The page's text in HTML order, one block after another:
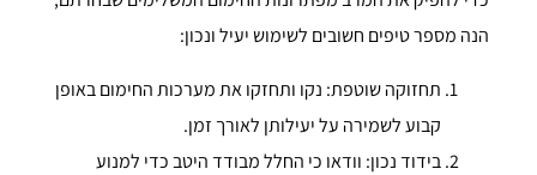
הנה מספר טיפים חשובים לשימוש יעיל ונכון:
תחזוקה שוטפת: נקו ותחזקו את מערכות החימום באופן
קבוע לשמירה על יעילותן לאורך זמן.
בידוד נכון: וודאו כי החלל מבודד היטב כדי למנוע